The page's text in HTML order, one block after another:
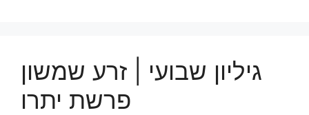
גיליון שבועי | זרע שמשון
פרשת יתרו